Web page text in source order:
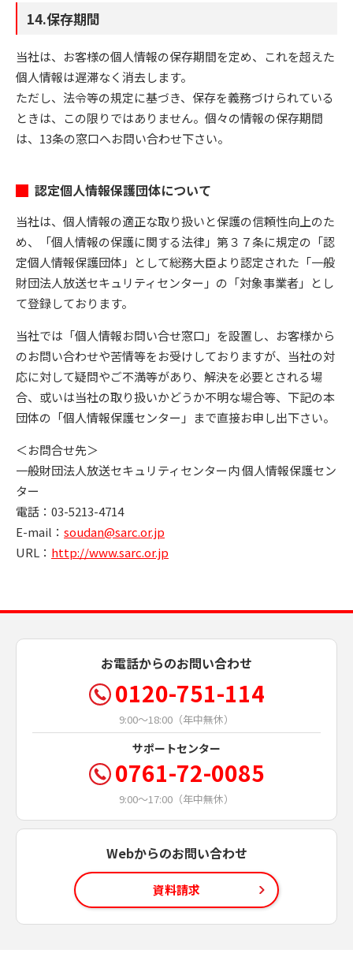
14.保存期間
当社は、お客様の個人情報の保存期間を定め、これを超えた
個人情報は遅滞なく消去します。
ただし、法令等の規定に基づき、保存を義務づけられている
ときは、この限りではありません。個々の情報の保存期間
は、13条の窓口へお問い合わせ下さい。
認定個人情報保護団体について
当社は、個人情報の適正な取り扱いと保護の信頼性向上のた
め、「個人情報の保護に関する法律」第３７条に規定の「認
定個人情報保護団体」として総務大臣より認定された「一般
財団法人放送セキュリティセンター」の「対象事業者」とし
て登録しております。
当社では「個人情報お問い合せ窓口」を設置し、お客様から
のお問い合わせや苦情等をお受けしておりますが、当社の対
応に対して疑問やご不満等があり、解決を必要とされる場
合、或いは当社の取り扱いかどうか不明な場合等、下記の本
団体の「個人情報保護センター」まで直接お申し出下さい。
＜お問合せ先＞
一般財団法人放送セキュリティセンター内 個人情報保護セン
ター
電話：03-5213-4714
E-mail： soudan@sarc.or.jp
URL： http://www.sarc.or.jp
お電話からのお問い合わせ
0120-751-114
9:00～18:00（年中無休）
サポートセンター
0761-72-0085
9:00～17:00（年中無休）
Webからのお問い合わせ
資料請求